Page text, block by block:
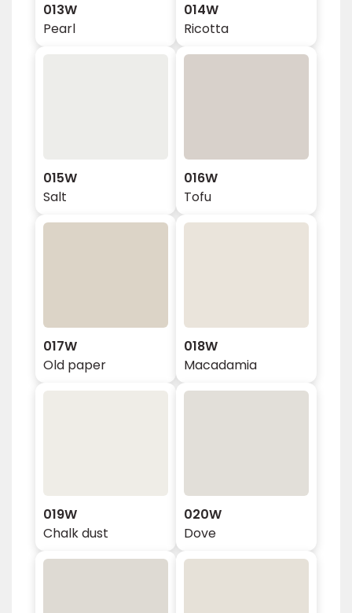
013W
Pearl
014W
Ricotta
015W
Salt
016W
Tofu
017W
Old paper
018W
Macadamia
019W
Chalk dust
020W
Dove